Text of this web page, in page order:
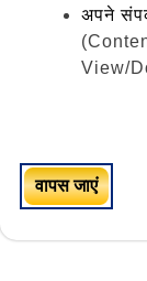
अपने
View/
वापस जाएं